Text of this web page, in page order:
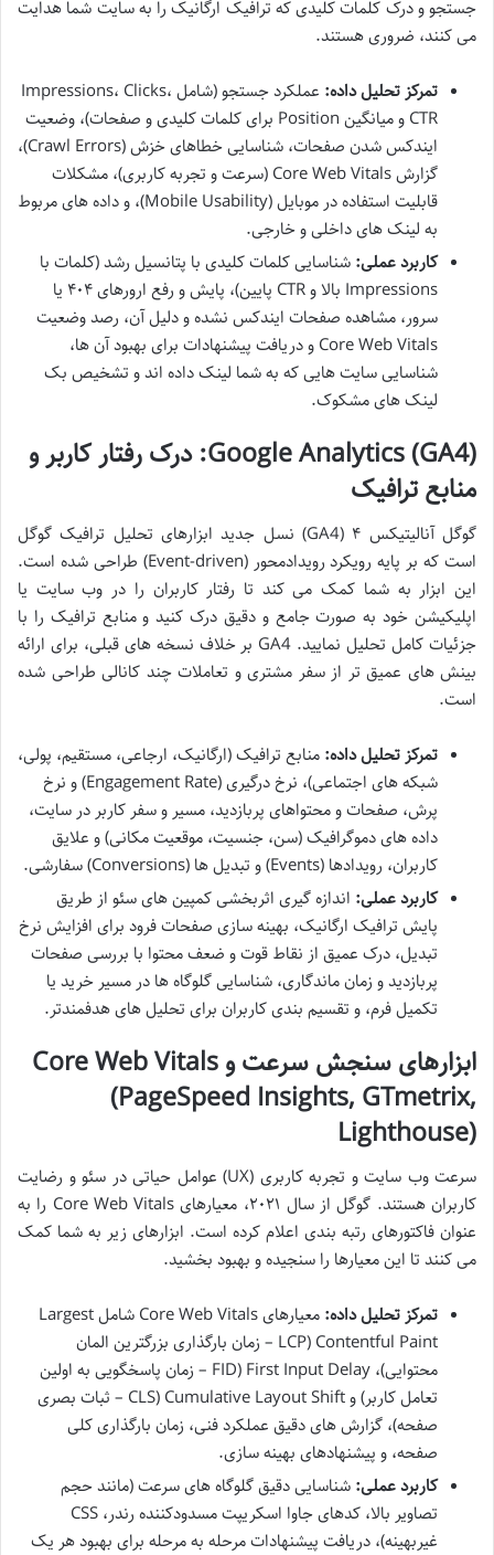
جستجو و درک کلمات کلیدی که ترافیک ارگانیک را به سایت شما هدایت
می کنند، ضروری هستند.
تمرکز تحلیل داده:
عملکرد جستجو (شامل Impressions، Clicks،
CTR و میانگین Position برای کلمات کلیدی و صفحات)، وضعیت
ایندکس شدن صفحات، شناسایی خطاهای خزش (Crawl Errors)،
گزارش Core Web Vitals (سرعت و تجربه کاربری)، مشکلات
قابلیت استفاده در موبایل (Mobile Usability)، و داده های مربوط
به لینک های داخلی و خارجی.
کاربرد عملی: شناسایی کلمات کلیدی با پتانسیل رشد (کلمات با
Impressions بالا و CTR پایین)، پایش و رفع ارورهای ۴۰۴ یا
سرور، مشاهده صفحات ایندکس نشده و دلیل آن، رصد وضعیت
Core Web Vitals و دریافت پیشنهادات برای بهبود آن ها،
شناسایی سایت هایی که به شما لینک داده اند و تشخیص بک
لینک های مشکوک.
Google Analytics (GA4): درک رفتار کاربر و
منابع ترافیک
گوگل آنالیتیکس ۴ (GA4) نسل جدید ابزارهای تحلیل ترافیک گوگل
است که بر پایه رویکرد رویدادمحور (Event-driven) طراحی شده است.
این ابزار به شما کمک می کند تا رفتار کاربران را در وب سایت یا
اپلیکیشن خود به صورت جامع و دقیق درک کنید و منابع ترافیک را با
جزئیات کامل تحلیل نمایید. GA4 بر خلاف نسخه های قبلی، برای ارائه
بینش های عمیق تر از سفر مشتری و تعاملات چند کانالی طراحی شده
است.
تمرکز تحلیل داده: منابع ترافیک (ارگانیک، ارجاعی، مستقیم، پولی،
شبکه های اجتماعی)، نرخ درگیری (Engagement Rate) و نرخ
پرش، صفحات و محتواهای پربازدید، مسیر و سفر کاربر در سایت،
داده های دموگرافیک (سن، جنسیت، موقعیت مکانی) و علایق
کاربران، رویدادها (Events) و تبدیل ها (Conversions) سفارشی.
کاربرد عملی: اندازه گیری اثربخشی کمپین های سئو از طریق
پایش ترافیک ارگانیک، بهینه سازی صفحات فرود برای افزایش نرخ
تبدیل، درک عمیق از نقاط قوت و ضعف محتوا با بررسی صفحات
پربازدید و زمان ماندگاری، شناسایی گلوگاه ها در مسیر خرید یا
تکمیل فرم، و تقسیم بندی کاربران برای تحلیل های هدفمندتر.
ابزارهای سنجش سرعت و Core Web Vitals
(PageSpeed Insights, GTmetrix,
Lighthouse)
سرعت وب سایت و تجربه کاربری (UX) عوامل حیاتی در سئو و رضایت
کاربران هستند. گوگل از سال ۲۰۲۱، معیارهای Core Web Vitals را به
عنوان فاکتورهای رتبه بندی اعلام کرده است. ابزارهای زیر به شما کمک
می کنند تا این معیارها را سنجیده و بهبود بخشید.
تمرکز تحلیل داده:
معیارهای Core Web Vitals شامل Largest
Contentful Paint (LCP – زمان بارگذاری بزرگترین المان
محتوایی)، First Input Delay (FID – زمان پاسخگویی به اولین
تعامل کاربر) و Cumulative Layout Shift (CLS – ثبات بصری
صفحه)، گزارش های دقیق عملکرد فنی، زمان بارگذاری کلی
صفحه، و پیشنهادهای بهینه سازی.
کاربرد عملی: شناسایی دقیق گلوگاه های سرعت (مانند حجم
تصاویر بالا، کدهای جاوا اسکریپت مسدودکننده رندر، CSS
غیربهینه)، دریافت پیشنهادات مرحله به مرحله برای بهبود هر یک